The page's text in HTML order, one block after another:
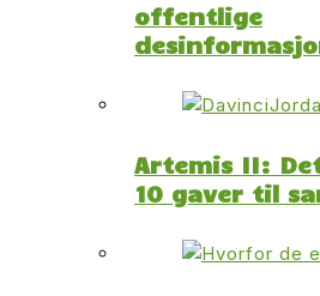
offentlige
Artemis II:
10 gaver til